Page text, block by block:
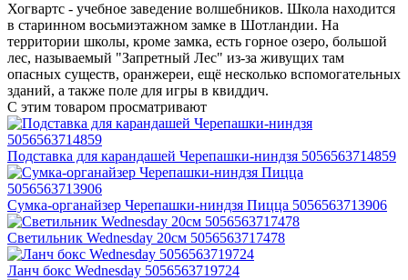
Хогвартс - учебное заведение волшебников. Школа находится
в старинном восьмиэтажном замке в Шотландии. На
территории школы, кроме замка, есть горное озеро, большой
лес, называемый "Запретный Лес" из-за живущих там
опасных существ, оранжереи, ещё несколько вспомогательных
зданий, а также поле для игры в квиддич.
С этим товаром просматривают
Подставка для карандашей Черепашки-ниндзя 5056563714859
Сумка-органайзер Черепашки-ниндзя Пицца 5056563713906
Светильник Wednesday 20см 5056563717478
Ланч бокс Wednesday 5056563719724